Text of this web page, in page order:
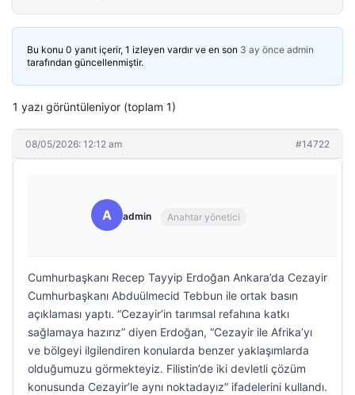
Bu konu 0 yanıt içerir, 1 izleyen vardır ve en son 3 ay önce admin
tarafından güncellenmiştir.
1 yazı görüntüleniyor (toplam 1)
08/05/2026: 12:12 am #14722
A admin Anahtar yönetici
Cumhurbaşkanı Recep Tayyip Erdoğan Ankara’da Cezayir
Cumhurbaşkanı Abduülmecid Tebbun ile ortak basın
açıklaması yaptı. “Cezayir’in tarımsal refahına katkı
sağlamaya hazırız” diyen Erdoğan, “Cezayir ile Afrika’yı
ve bölgeyi ilgilendiren konularda benzer yaklaşımlarda
olduğumuzu görmekteyiz. Filistin’de iki devletli çözüm
konusunda Cezayir’le aynı noktadayız” ifadelerini kullandı.